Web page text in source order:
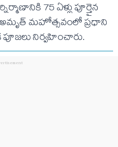
75 ఏళ్లు పూర్తైన
మహోత్సవంలో ప్రధాని
నిర్వహించారు.